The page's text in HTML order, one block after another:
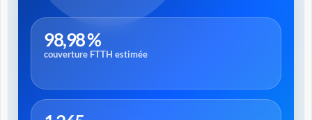
98,98 %
couverture FTTH estimée